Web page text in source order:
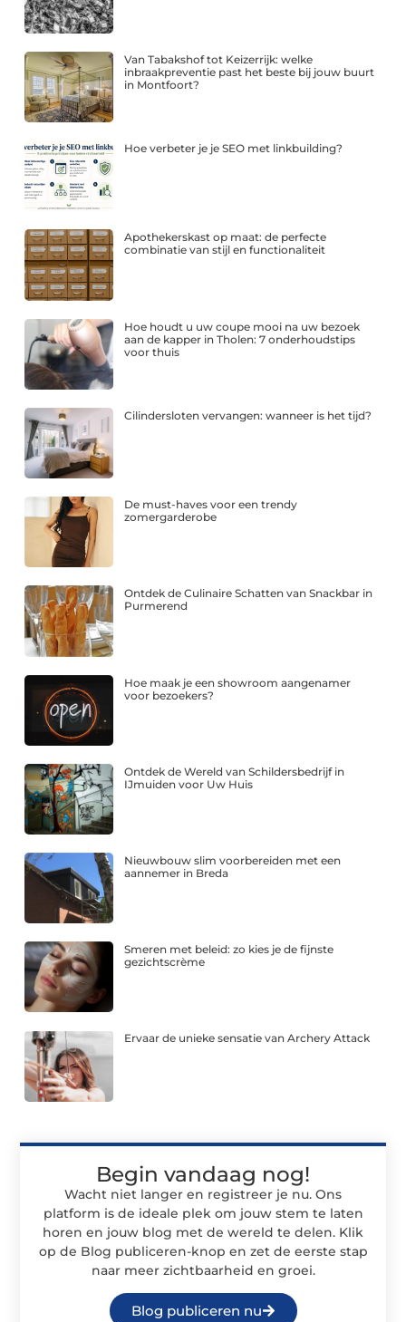
Van Tabakshof tot Keizerrijk: welke
inbraakpreventie past het beste bij jouw buurt
in Montfoort?
Hoe verbeter je je SEO met linkbuilding?
Apothekerskast op maat: de perfecte
combinatie van stijl en functionaliteit
Hoe houdt u uw coupe mooi na uw bezoek
aan de kapper in Tholen: 7 onderhoudstips
voor thuis
Cilindersloten vervangen: wanneer is het tijd?
De must-haves voor een trendy
zomergarderobe
Ontdek de Culinaire Schatten van Snackbar in
Purmerend
Hoe maak je een showroom aangenamer
voor bezoekers?
Ontdek de Wereld van Schildersbedrijf in
IJmuiden voor Uw Huis
Nieuwbouw slim voorbereiden met een
aannemer in Breda
Smeren met beleid: zo kies je de fijnste
gezichtscrème
Ervaar de unieke sensatie van Archery Attack
Begin vandaag nog!
Wacht niet langer en registreer je nu. Ons
platform is de ideale plek om jouw stem te laten
horen en jouw blog met de wereld te delen. Klik
op de Blog publiceren-knop en zet de eerste stap
naar meer zichtbaarheid en groei.
Blog publiceren nu